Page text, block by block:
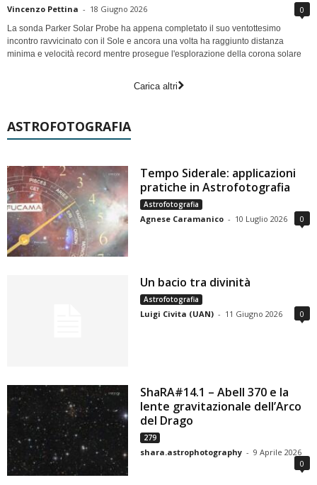
Vincenzo Pettina - 18 Giugno 2026 0
La sonda Parker Solar Probe ha appena completato il suo ventottesimo
incontro ravvicinato con il Sole e ancora una volta ha raggiunto distanza
minima e velocità record mentre prosegue l'esplorazione della corona solare
Carica altri
ASTROFOTOGRAFIA
Tempo Siderale: applicazioni
pratiche in Astrofotografia
Astrofotografia
Agnese Caramanico - 10 Luglio 2026 0
Un bacio tra divinità
Astrofotografia
Luigi Civita (UAN) - 11 Giugno 2026 0
ShaRA#14.1 – Abell 370 e la
lente gravitazionale dell’Arco
del Drago
279
shara.astrophotography - 9 Aprile 2026
0